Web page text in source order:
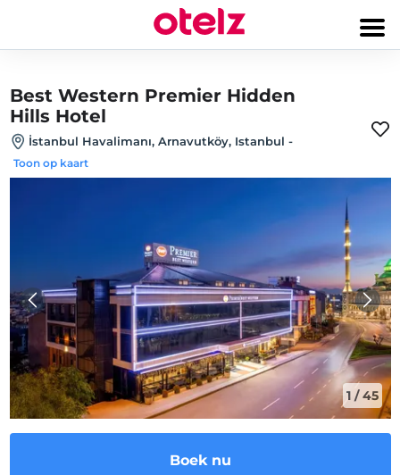
Best Western Premier Hidden
Hills Hotel
İstanbul Havalimanı, Arnavutköy, Istanbul -
Toon op kaart
1 /45
Boek nu